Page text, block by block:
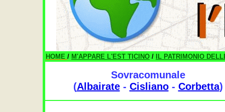
HOME / M'APPARE L'EST TICINO / IL PATRIMONIO
Sovracomunale
(Albairate- Cisliano- Corbetta)